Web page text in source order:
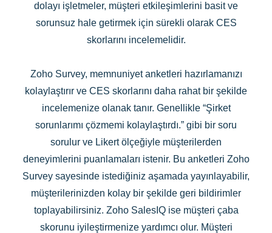
dolayı işletmeler, müşteri etkileşimlerini basit ve
sorunsuz hale getirmek için sürekli olarak CES
skorlarını incelemelidir.
Zoho Survey, memnuniyet anketleri hazırlamanızı
kolaylaştırır ve CES skorlarını daha rahat bir şekilde
incelemenize olanak tanır. Genellikle “Şirket
sorunlarımı çözmemi kolaylaştırdı.” gibi bir soru
sorulur ve Likert ölçeğiyle müşterilerden
deneyimlerini puanlamaları istenir. Bu anketleri Zoho
Survey sayesinde istediğiniz aşamada yayınlayabilir,
müşterilerinizden kolay bir şekilde geri bildirimler
toplayabilirsiniz. Zoho SalesIQ ise müşteri çaba
skorunu iyileştirmenize yardımcı olur. Müşteri